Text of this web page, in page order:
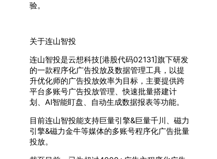
验。
关于连山智投
连山智投是云想科技[港股代码02131]旗下研发
的一款程序化广告投放及数据管理工具，以提
升优化师的广告投放效率为目标，主要提供跨
平台多账号广告投放管理、快速批量搭建计
划、AI智能盯盘、自动生成数据报表等功能。
目前连山智投能支持巨量引擎&巨量千川、磁力
引擎&磁力金牛等媒体的多账号程序化广告批量
投放。